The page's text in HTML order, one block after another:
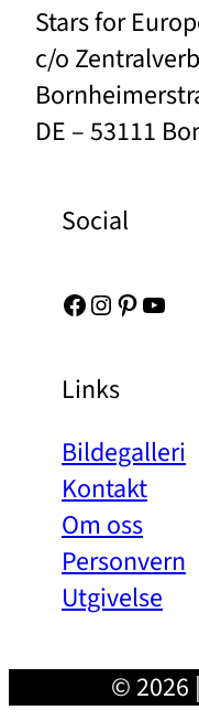
Stars for
c/o
DE – 53111
Social
Facebook Instagram Pinterest YouTube
Links
Bildegalleri
Kontakt
Om oss
Personvern
Utgivelse
© 2026